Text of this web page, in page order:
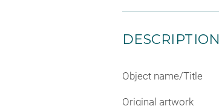
DESCRIPTION
Object name/Title
Original artwork